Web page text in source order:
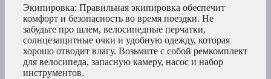
Экипировка: Правильная экипировка обеспечит
комфорт и безопасность во время поездки. Не
забудьте про шлем, велосипедные перчатки,
солнцезащитные очки и удобную одежду, которая
хорошо отводит влагу. Возьмите с собой ремкомплект
для велосипеда, запасную камеру, насос и набор
инструментов.